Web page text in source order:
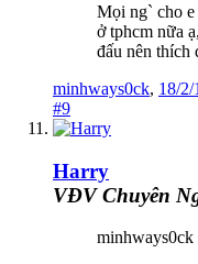
Mọi ng` cho
ở tphcm nữa
đấu nên thích
minhways0ck, 18/2/
#9
Harry
VĐV Chuyên
minhways0ck